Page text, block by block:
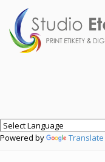
Powered by Translate